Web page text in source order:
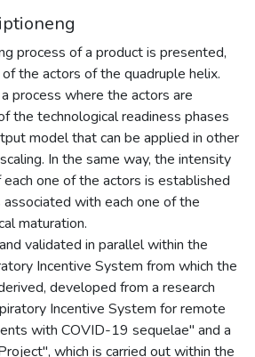
process of a product is presented,
the actors of the quadruple helix.
process where the actors are
the technological readiness phases
model that can be applied in other
In the same way, the intensity
one of the actors is established
with each one of the
maturation.
validated in parallel within the
Incentive System from which the
developed from a research
Incentive System for remote
with COVID-19 sequelae" and a
which is carried out within the